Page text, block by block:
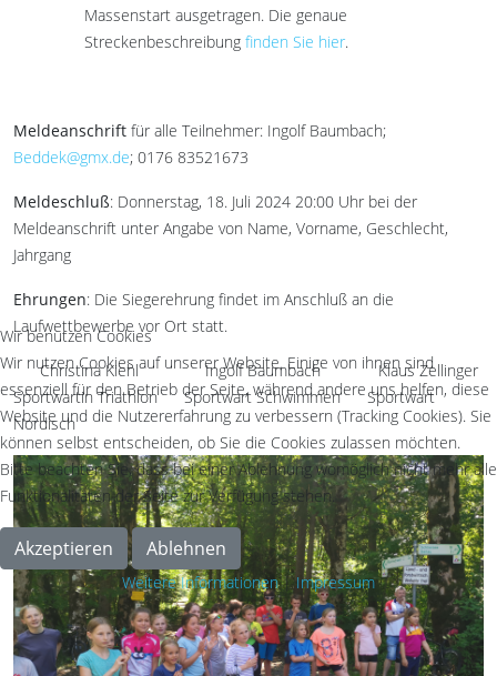
Massenstart ausgetragen. Die genaue
Streckenbeschreibung finden Sie hier.
Meldeanschrift für alle Teilnehmer: Ingolf Baumbach;
Beddek@gmx.de; 0176 83521673
Meldeschluß: Donnerstag, 18. Juli 2024 20:00 Uhr bei der
Meldeanschrift unter Angabe von Name, Vorname, Geschlecht,
Jahrgang
Ehrungen: Die Siegerehrung findet im Anschluß an die
Laufwettbewerbe vor Ort statt.
Christina Kiehl Ingolf Baumbach Klaus Zellinger
Sportwartin Triathlon Sportwart Schwimmen Sportwart
Nordisch
Wir benutzen Cookies
Wir nutzen Cookies auf unserer Website. Einige von ihnen sind
essenziell für den Betrieb der Seite, während andere uns helfen, diese
Website und die Nutzererfahrung zu verbessern (Tracking Cookies). Sie
können selbst entscheiden, ob Sie die Cookies zulassen möchten.
Bitte beachten Sie, dass bei einer Ablehnung womöglich nicht mehr alle
Funktionalitäten der Seite zur Verfügung stehen.
Akzeptieren Ablehnen
Weitere Informationen|Impressum